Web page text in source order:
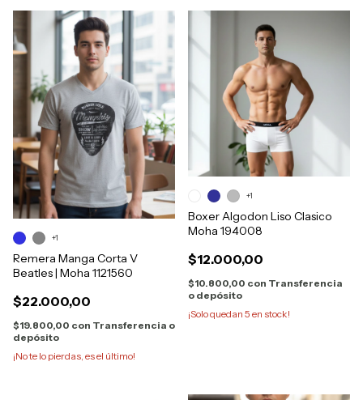
Remera Manga Corta V
Beatles | Moha 1121560
$22.000,00
$19.800,00 con Transferencia o
depósito
¡No te lo pierdas, es el último!
+1
Boxer Algodon Liso Clasico
Moha 194008
$12.000,00
$10.800,00 con Transferencia
o depósito
¡Solo quedan 5 en stock!
+1